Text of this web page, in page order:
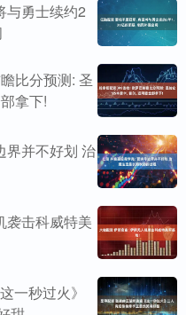
与勇士续约2
比分预测: 圣
拿下!
界并不好划 治
袭击科威特美
一秒过火》